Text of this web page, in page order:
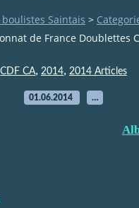
Saintais >
de France Doublettes
CDF CA, 2014, 2014 Articles
01.06.2014 …